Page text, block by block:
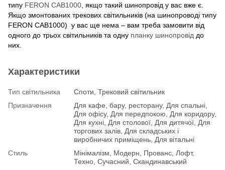
типу FERON CAB1000 , якщо такий шинопровід у вас вже є.
Якщо змонтованих трекових світильників (на шинопроводі типу
FERON CAB1000) у вас ще нема – вам треба замовити від
одного до трьох світильників та одну планку шинопровід до
них.
Характеристики
Тип світильника
Споти, Трековий світильник
Призначення
Для кафе, бару, ресторану, Для спальні,
Для офісу, Для передпокою, Для коридору,
Для кухні, Для столової, Для дитячої, Для
торгових залів, Для складських і
виробничих приміщень, Для вітальні
Стиль
Мінімалізм, Модерн, Прованс, Лофт,
Техно, Сучасний, Скандинавський